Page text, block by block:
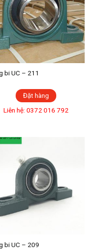
bi UC – 211
Đặt hàng
Liên hệ: 0372 016 792
bi UC – 209